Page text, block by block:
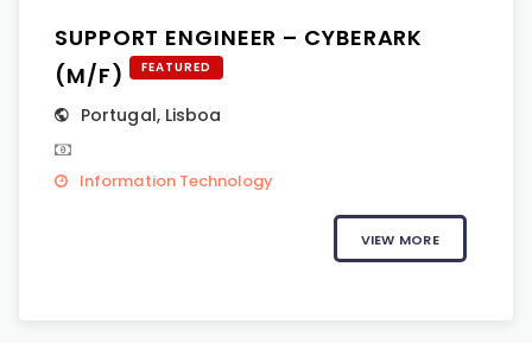
SUPPORT ENGINEER – CYBERARK
(M/F)
FEATURED
Portugal, Lisboa
Information Technology
VIEW MORE